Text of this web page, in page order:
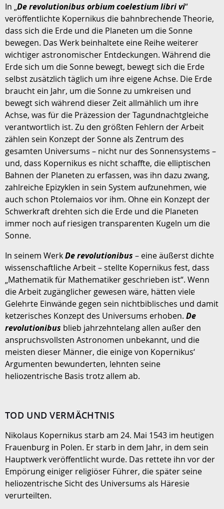
In „De revolutionibus orbium coelestium libri vi“
veröffentlichte Kopernikus die bahnbrechende Theorie,
dass sich die Erde und die Planeten um die Sonne
bewegen. Das Werk beinhaltete eine Reihe weiterer
wichtiger astronomischer Entdeckungen. Während die
Erde sich um die Sonne bewegt, bewegt sich die Erde
selbst zusätzlich täglich um ihre eigene Achse. Die Erde
braucht ein Jahr, um die Sonne zu umkreisen und
bewegt sich während dieser Zeit allmählich um ihre
Achse, was für die Präzession der Tagundnachtgleiche
verantwortlich ist. Zu den größten Fehlern der Arbeit
zählen sein Konzept der Sonne als Zentrum des
gesamten Universums – nicht nur des Sonnensystems –
und, dass Kopernikus es nicht schaffte, die elliptischen
Bahnen der Planeten zu erfassen, was ihn dazu zwang,
zahlreiche Epizyklen in sein System aufzunehmen, wie
auch schon Ptolemaios vor ihm. Ohne ein Konzept der
Schwerkraft drehten sich die Erde und die Planeten
immer noch auf riesigen transparenten Kugeln um die
Sonne.
In seinem WerkDe revolutionibus – eine äußerst dichte
wissenschaftliche Arbeit – stellte Kopernikus fest, dass
„Mathematik für Mathematiker geschrieben ist“. Wenn
die Arbeit zugänglicher gewesen wäre, hätten viele
Gelehrte Einwände gegen sein nichtbiblisches und damit
ketzerisches Konzept des Universums erhoben. De
revolutionibus blieb jahrzehntelang allen außer den
anspruchsvollsten Astronomen unbekannt, und die
meisten dieser Männer, die einige von Kopernikus‘
Argumenten bewunderten, lehnten seine
heliozentrische Basis trotz allem ab.
TOD UND VERMÄCHTNIS
Nikolaus Kopernikus starb am 24. Mai 1543 im heutigen
Frauenburg in Polen. Er starb in dem Jahr, in dem sein
Hauptwerk veröffentlicht wurde. Das rettete ihn vor der
Empörung einiger religiöser Führer, die später seine
heliozentrische Sicht des Universums als Häresie
verurteilten.